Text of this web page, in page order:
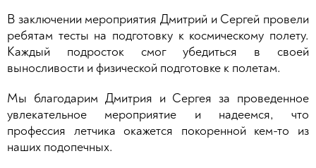
В заключении мероприятия Дмитрий и Сергей провели
ребятам тесты на подготовку к космическому полету.
Каждый подросток смог убедиться в своей
выносливости и физической подготовке к полетам.
Мы благодарим Дмитрия и Сергея за проведенное
увлекательное мероприятие и надеемся, что
профессия летчика окажется покоренной кем-то из
наших подопечных.